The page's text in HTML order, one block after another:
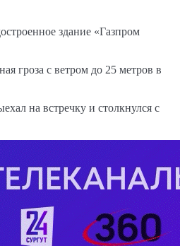
здание «Газпром
гроза с ветром до 25 метров в
на встречку и столкнулся с